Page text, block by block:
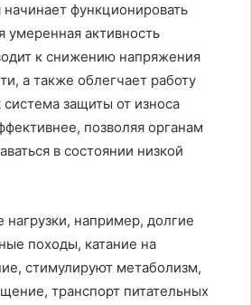
функционировать
активность
к снижению напряжения
а также облегчает работу
защиты от износа
позволяя органам
в состоянии низкой
например, долгие
походы, катание на
стимулируют метаболизм,
транспорт питательных